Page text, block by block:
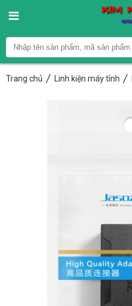
Trang chủ Linh kiện máy tính